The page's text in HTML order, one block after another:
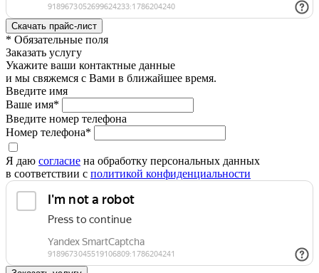
* Обязательные поля
Заказать услугу
Укажите ваши контактные данные
и мы свяжемся с Вами в ближайшее время.
Введите имя
Ваше имя*
Введите номер телефона
Номер телефона*
Я даю согласие на обработку персональных данных
в соответствии с политикой конфиденциальности